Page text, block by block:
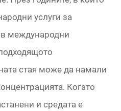
услуги за
международни
стая може да намали
Когато
и средата е